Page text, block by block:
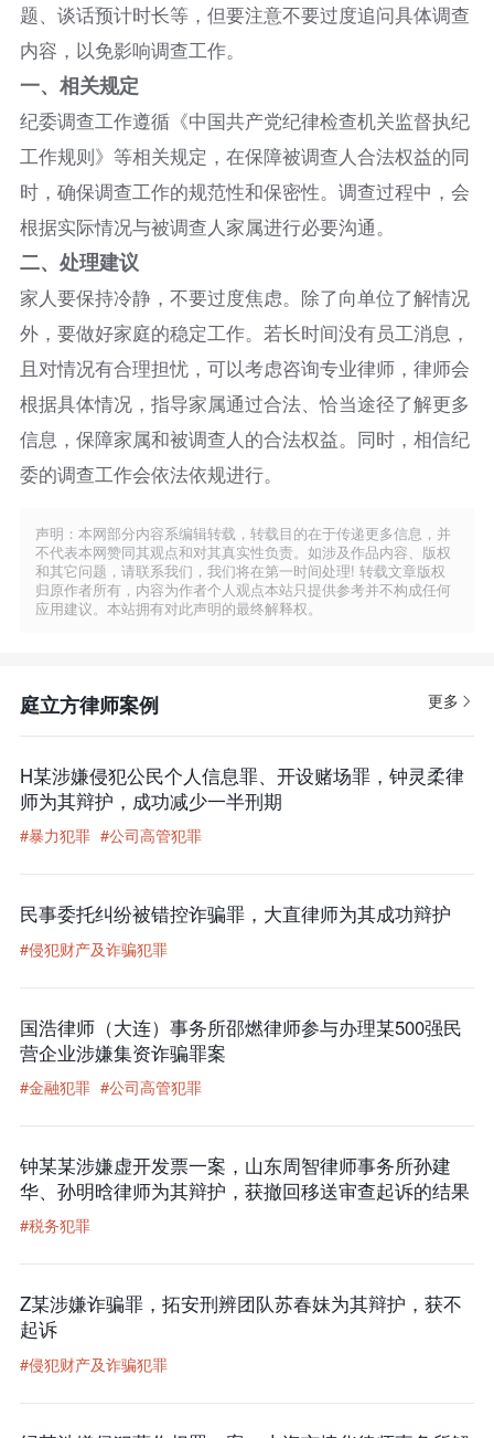
题、谈话预计时长等，但要注意不要过度追问具体调查
内容，以免影响调查工作。​
一、相关规定​
纪委调查工作遵循《中国共产党纪律检查机关监督执纪
工作规则》等相关规定，在保障被调查人合法权益的同
时，确保调查工作的规范性和保密性。调查过程中，会
根据实际情况与被调查人家属进行必要沟通。​
二、处理建议
家人要保持冷静，不要过度焦虑。除了向单位了解情况
外，要做好家庭的稳定工作。若长时间没有员工消息，
且对情况有合理担忧，可以考虑咨询专业律师，律师会
根据具体情况，指导家属通过合法、恰当途径了解更多
信息，保障家属和被调查人的合法权益。同时，相信纪
委的调查工作会依法依规进行。
声明：本网部分内容系编辑转载，转载目的在于传递更多信息，并
不代表本网赞同其观点和对其真实性负责。如涉及作品内容、版权
和其它问题，请联系我们，我们将在第一时间处理! 转载文章版权
归原作者所有，内容为作者个人观点本站只提供参考并不构成任何
应用建议。本站拥有对此声明的最终解释权。
庭立方律师案例 更多
H某涉嫌侵犯公民个人信息罪、开设赌场罪，钟灵柔律
师为其辩护，成功减少一半刑期
#暴力犯罪 #公司高管犯罪
民事委托纠纷被错控诈骗罪，大直律师为其成功辩护
#侵犯财产及诈骗犯罪
国浩律师（大连）事务所邵燃律师参与办理某500强民
营企业涉嫌集资诈骗罪案
#金融犯罪 #公司高管犯罪
钟某某涉嫌虚开发票一案，山东周智律师事务所孙建
华、孙明晗律师为其辩护，获撤回移送审查起诉的结果
#税务犯罪
Z某涉嫌诈骗罪，拓安刑辨团队苏春妹为其辩护，获不
起诉
#侵犯财产及诈骗犯罪